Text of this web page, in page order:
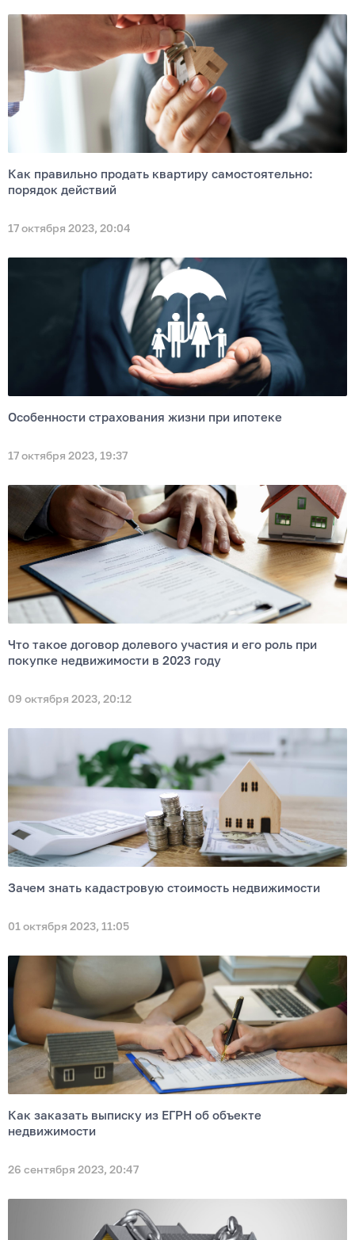
Как правильно продать квартиру самостоятельно:
порядок действий
17 октября 2023, 20:04
Особенности страхования жизни при ипотеке
17 октября 2023, 19:37
Что такое договор долевого участия и его роль при
покупке недвижимости в 2023 году
09 октября 2023, 20:12
Зачем знать кадастровую стоимость недвижимости
01 октября 2023, 11:05
Как заказать выписку из ЕГРН об объекте
недвижимости
26 сентября 2023, 20:47